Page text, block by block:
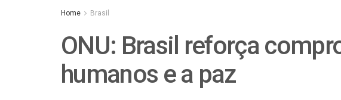
Home Brasil
ONU: Brasil reforça
humanos e a paz